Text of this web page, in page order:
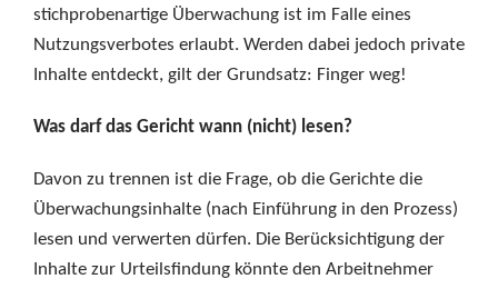
stichprobenartige Überwachung ist im Falle eines
Nutzungsverbotes erlaubt. Werden dabei jedoch private
Inhalte entdeckt, gilt der Grundsatz: Finger weg!
Was darf das Gericht wann (nicht) lesen?
Davon zu trennen ist die Frage, ob die Gerichte die
Überwachungsinhalte (nach Einführung in den Prozess)
lesen und verwerten dürfen. Die Berücksichtigung der
Inhalte zur Urteilsfindung könnte den Arbeitnehmer